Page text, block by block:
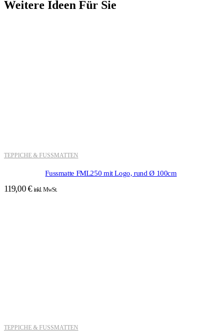
Weitere Ideen Für Sie
TEPPICHE & FUSSMATTEN
Fussmatte FML250 mit Logo, rund Ø 100cm
119,00€ inkl. MwSt.
TEPPICHE & FUSSMATTEN